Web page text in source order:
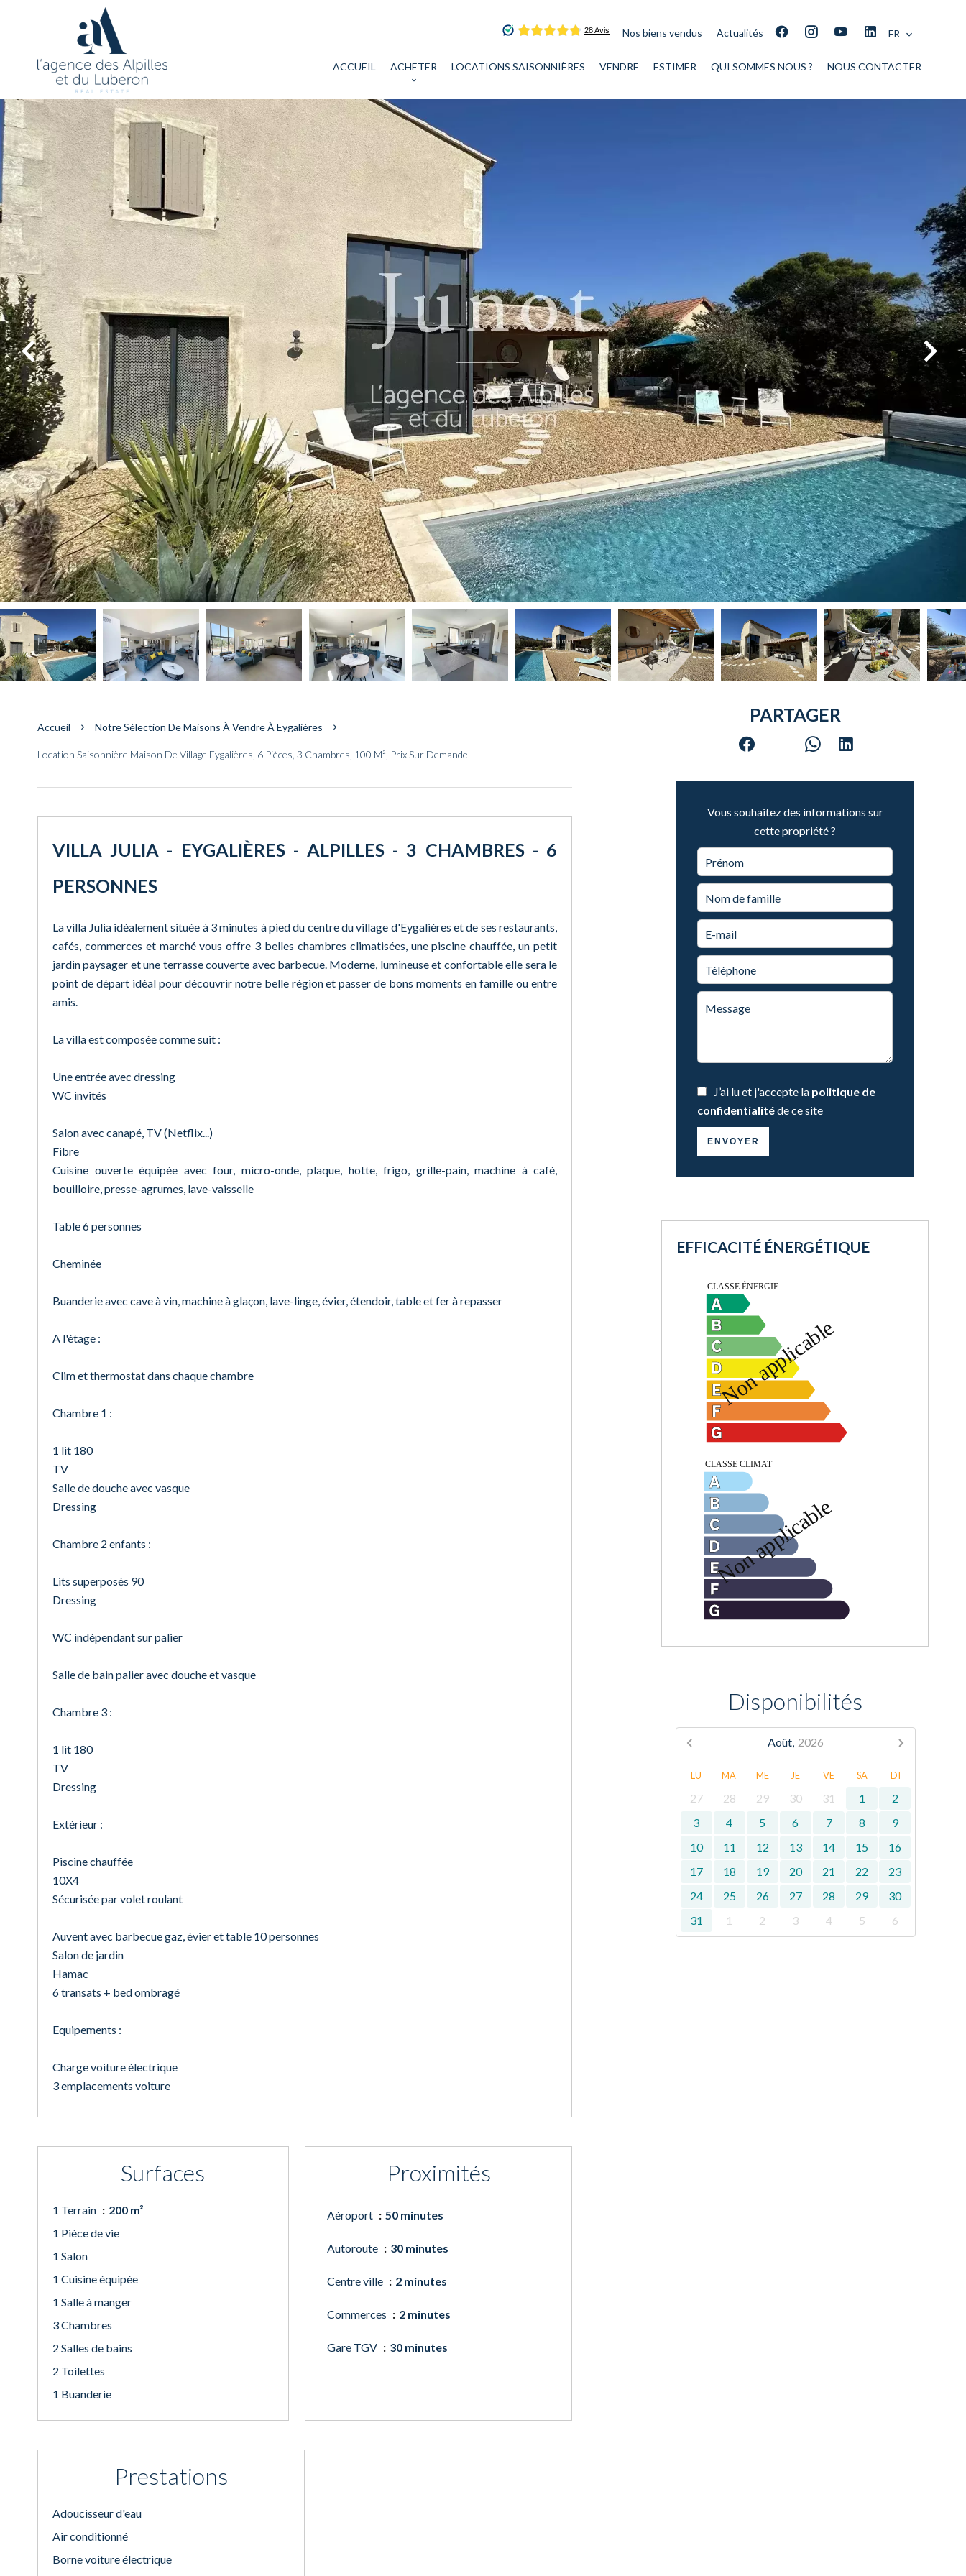
Nos biens vendus Actualités FR
ACCUEIL ACHETER LOCATIONS SAISONNIÈRES VENDRE ESTIMER QUI SOMMES NOUS ? NOUS CONTACTER
Accueil Notre Sélection De Maisons À Vendre À Eygalières
Location Saisonnière Maison De Village Eygalières, 6 Pièces, 3 Chambres, 100 M², Prix Sur Demande
VILLA JULIA - EYGALIÈRES - ALPILLES - 3 CHAMBRES - 6
PERSONNES
La villa Julia idéalement située à 3 minutes à pied du centre du village d'Eygalières et de ses restaurants,
cafés, commerces et marché vous offre 3 belles chambres climatisées, une piscine chauffée, un petit
jardin paysager et une terrasse couverte avec barbecue. Moderne, lumineuse et confortable elle sera le
point de départ idéal pour découvrir notre belle région et passer de bons moments en famille ou entre
amis.
La villa est composée comme suit :
Une entrée avec dressing
WC invités
Salon avec canapé, TV (Netflix...)
Fibre
Cuisine ouverte équipée avec four, micro-onde, plaque, hotte, frigo, grille-pain, machine à café,
bouilloire, presse-agrumes, lave-vaisselle
Table 6 personnes
Cheminée
Buanderie avec cave à vin, machine à glaçon, lave-linge, évier, étendoir, table et fer à repasser
A l'étage :
Clim et thermostat dans chaque chambre
Chambre 1 :
1 lit 180
TV
Salle de douche avec vasque
Dressing
Chambre 2 enfants :
Lits superposés 90
Dressing
WC indépendant sur palier
Salle de bain palier avec douche et vasque
Chambre 3 :
1 lit 180
TV
Dressing
Extérieur :
Piscine chauffée
10X4
Sécurisée par volet roulant
Auvent avec barbecue gaz, évier et table 10 personnes
Salon de jardin
Hamac
6 transats + bed ombragé
Equipements :
Charge voiture électrique
3 emplacements voiture
Surfaces
1 Terrain
200 m²
1 Pièce de vie
1 Salon
1 Cuisine équipée
1 Salle à manger
3 Chambres
2 Salles de bains
2 Toilettes
1 Buanderie
Proximités
Aéroport 50 minutes
Autoroute 30 minutes
Centre ville 2 minutes
Commerces 2 minutes
Gare TGV 30 minutes
Prestations
Adoucisseur d'eau
Air conditionné
Borne voiture électrique
PARTAGER
Vous souhaitez des informations sur
cette propriété ?
J’ai lu et j'accepte la politique de
confidentialitéde ce site
ENVOYER
EFFICACITÉ ÉNERGÉTIQUE
Disponibilités
Août, 2026
LU MA ME JE VE SA DI
27 28 29 30 31 1
2
3
4 5 6 7 8
9
10
11 12 13 14 15
16
17
18 19 20 21 22
23
24
25 26 27 28 29
30
31
1 2 3 4 5 6